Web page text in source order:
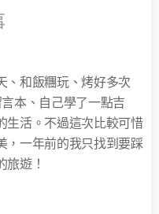
、和飯糰玩、烤好多次
本、自己學了一點吉
生活。不過這次比較可惜
，一年前的我只找到要踩
遊！